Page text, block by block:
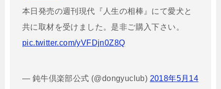
本日発売の週刊現代『人生の相棒』にて愛犬と
共に取材を受けました。是非ご購入下さい。
pic.twitter.com/yVFDjn0Z8Q
— 鈍牛倶楽部公式 (@dongyuclub) 2018年5月14